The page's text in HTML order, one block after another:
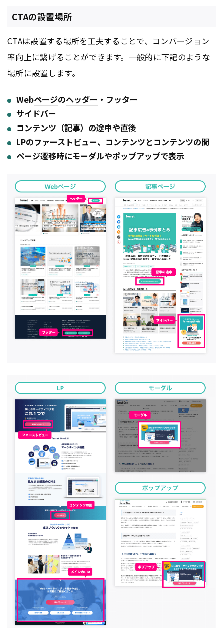
CTAの設置場所
CTAは設置する場所を工夫することで、コンバージョン
率向上に繋げることができます。一般的に下記のような
場所に設置します。
Webページのヘッダー ・フッター
サイドバー
コンテンツ （記事）の途中や直後
LPのファーストビュー、 コンテンツとコンテンツの間
ページ遷移時にモーダルやポップアップで表示